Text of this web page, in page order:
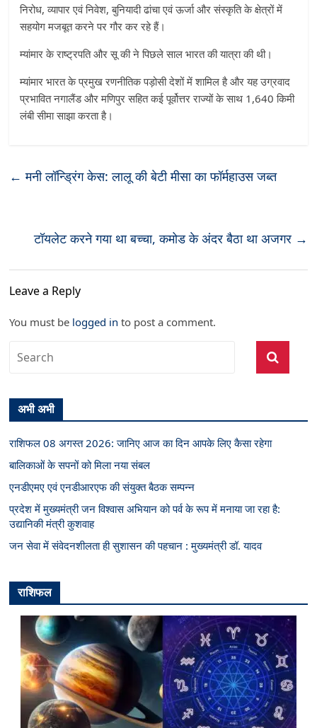
निरोध, व्यापार एवं निवेश, बुनियादी ढांचा एवं ऊर्जा और संस्कृति के क्षेत्रों में
सहयोग मजबूत करने पर गौर कर रहे हैं।
म्यांमार के राष्ट्रपति और सू की ने पिछले साल भारत की यात्रा की थी।
म्यांमार भारत के प्रमुख रणनीतिक पड़ोसी देशों में शामिल है और यह उग्रवाद
प्रभावित नगालैंड और मणिपुर सहित कई पूर्वोत्तर राज्यों के साथ 1,640 किमी
लंबी सीमा साझा करता है।
← मनी लॉन्ड्रिंग केस: लालू की बेटी मीसा का फॉर्महाउस जब्त
टॉयलेट करने गया था बच्‍चा, कमोड के अंदर बैठा था अजगर →
Leave a Reply
You must be logged in to post a comment.
अभी अभी
राशिफल 08 अगस्त 2026: जानिए आज का दिन आपके लिए कैसा रहेगा
बालिकाओं के सपनों को मिला नया संबल
एनडीएमए एवं एनडीआरएफ की संयुक्त बैठक सम्पन्न
प्रदेश में मुख्यमंत्री जन विश्वास अभियान को पर्व के रूप में मनाया जा रहा है:
उद्यानिकी मंत्री कुशवाह
जन सेवा में संवेदनशीलता ही सुशासन की पहचान : मुख्यमंत्री डॉ. यादव
राशिफल